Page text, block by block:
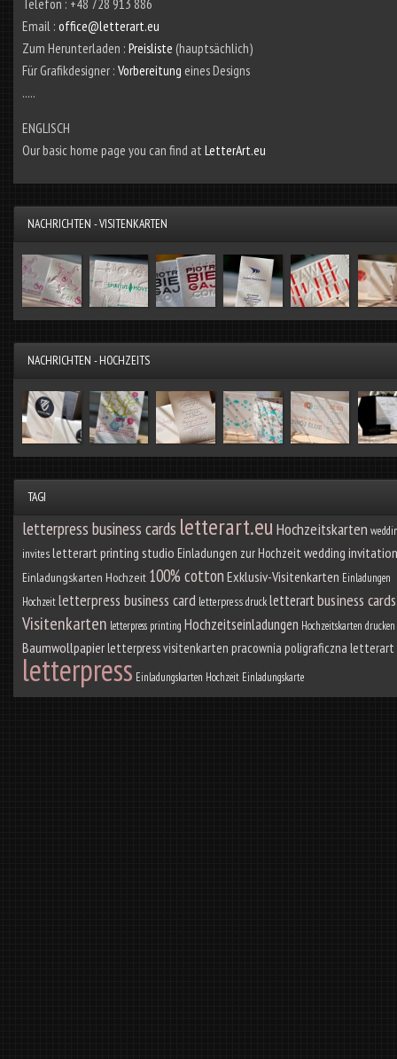
Telefon : +48 728 913 886
Email : office@letterart.eu
Zum Herunterladen : Preisliste (hauptsächlich)
Für Grafikdesigner : Vorbereitung eines Designs
.....
ENGLISCH
Our basic home page you can find at LetterArt.eu
NACHRICHTEN - VISITENKARTEN
NACHRICHTEN - HOCHZEITS
TAGI
letterpress business cards letterart.eu Hochzeitskarten
invitesletterart printing studio Einladungen zur Hochzeit wedding
Einladungskarten Hochzeit 100% cotton Exklusiv-Visitenkarten Einladungen
Hochzeitletterpress business card letterpress druckletterartbusiness cards
Visitenkarten letterpress printing Hochzeitseinladungen Hochzeitskarten drucken
Baumwollpapierletterpress visitenkarten pracownia poligraficzna letterart
letterpress Einladungskarten Hochzeit Einladungskarte